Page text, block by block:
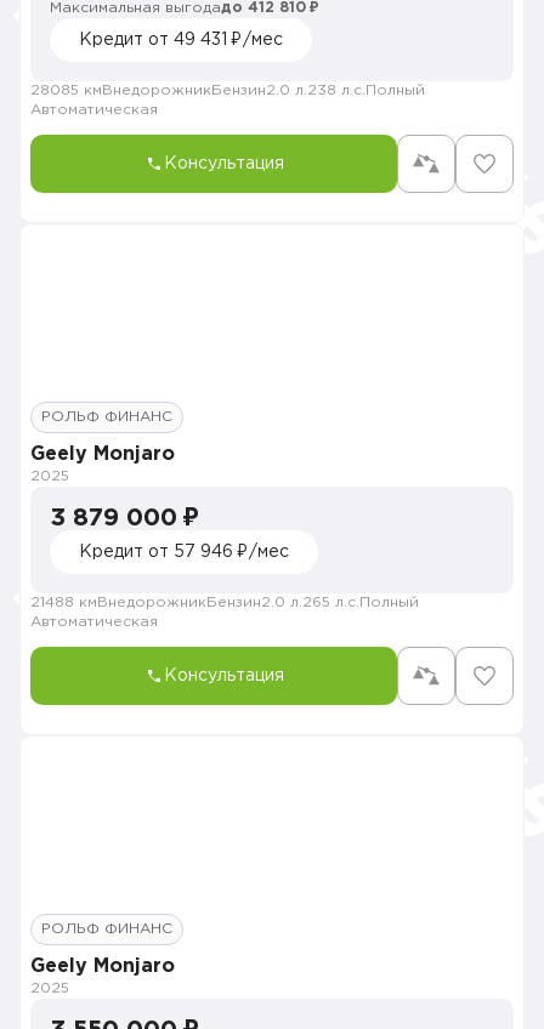
Максимальная выгодадо 412 810 ₽
Кредит от 49 431 ₽/мес
28085 км Внедорожник Бензин2.0 л. 238 л.с. Полный
Автоматическая
Консультация
РОЛЬФ ФИНАНС
Geely Monjaro
2025
3 879 000 ₽
Кредит от 57 946 ₽/мес
21488 км Внедорожник Бензин2.0 л. 265 л.с. Полный
Автоматическая
Консультация
РОЛЬФ ФИНАНС
Geely Monjaro
2025